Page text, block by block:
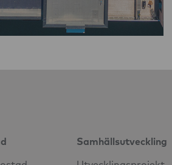
Samhällsutveckling